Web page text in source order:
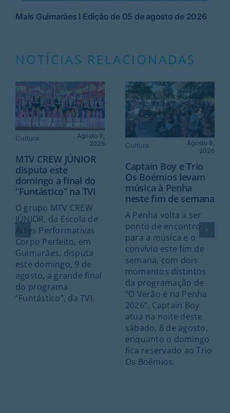
Mais Guimarães I Edição de 05 de agosto de 2026
NOTÍCIAS RELACIONADAS
Cultura
Agosto 9,
2026
MTV CREW JÚNIOR
disputa este
domingo a final do
“Funtástico” na TVI
O grupo MTV CREW
JÚNIOR, da Escola de
Artes Performativas
Corpo Perfeito, em
Guimarães, disputa
este domingo, 9 de
agosto, a grande final
do programa
“Funtástico”, da TVI.
Cultura
Agosto 8,
2026
Captain Boy e Trio
Os Boémios levam
música à Penha
neste fim de semana
A Penha volta a ser
ponto de encontro
para a música e o
convívio este fim de
semana, com dois
momentos distintos
da programação de
“O Verão é na Penha
2026”. Captain Boy
atua na noite deste
sábado, 8 de agosto,
enquanto o domingo
fica reservado ao Trio
Os Boémios.